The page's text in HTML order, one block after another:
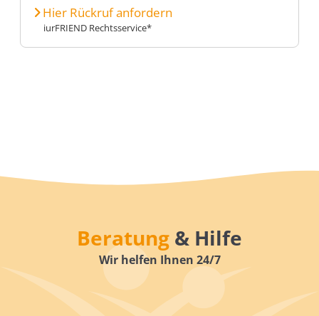
Hier Rückruf anfordern
iurFRIEND Rechtsservice*
Beratung & Hilfe
Wir helfen Ihnen 24/7